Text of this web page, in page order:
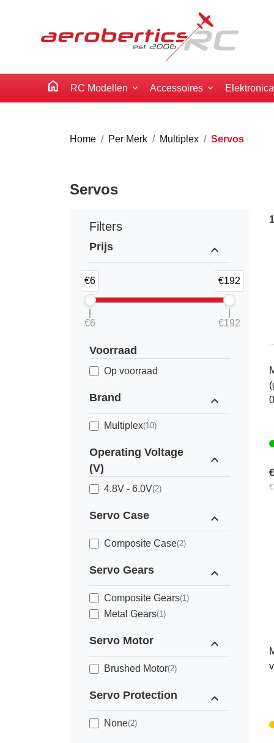
home RC Modellen Accessoires Elektronica
Home Per Merk Multiplex Servos
Servos
Filters
Prijs expand_less
€6 €192
€6 €192
Voorraad
Op voorraad
Brand expand_less
Multiplex(10)
Operating Voltage
(V)
expand_less
4.8V - 6.0V(2)
Servo Case expand_less
Composite Case(2)
Servo Gears expand_less
Composite Gears(1)
Metal Gears(1)
Servo Motor expand_less
Brushed Motor(2)
Servo Protection expand_less
None(2)